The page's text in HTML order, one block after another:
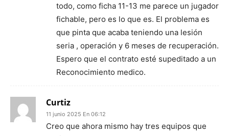
todo, como ficha 11-13 me parece un jugador
fichable, pero es lo que es. El problema es
que pinta que acaba teniendo una lesión
seria , operación y 6 meses de recuperación.
Espero que el contrato esté supeditado a un
Reconocimiento medico.
Curtiz
11 junio 2025 En 06:12
Creo que ahora mismo hay tres equipos que